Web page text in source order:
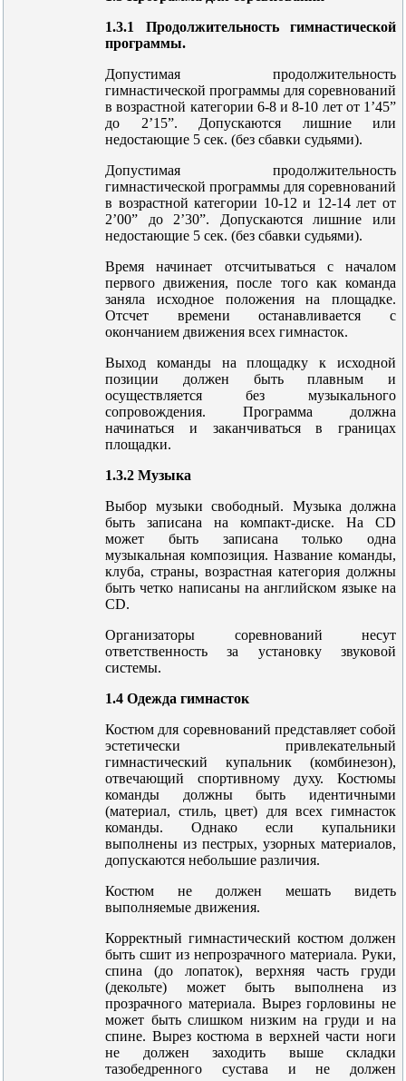
1.3.1 Продолжительность гимнастической
программы.
Допустимая продолжительность
гимнастической программы для соревнований
в возрастной категории 6-8 и 8-10 лет от 1’45”
до 2’15”. Допускаются лишние или
недостающие 5 сек. (без сбавки судьями).
Допустимая продолжительность
гимнастической программы для соревнований
в возрастной категории 10-12 и 12-14 лет от
2’00” до 2’30”. Допускаются лишние или
недостающие 5 сек. (без сбавки судьями).
Время начинает отсчитываться с началом
первого движения, после того как команда
заняла исходное положения на площадке.
Отсчет времени останавливается с
окончанием движения всех гимнасток.
Выход команды на площадку к исходной
позиции должен быть плавным и
осуществляется без музыкального
сопровождения. Программа должна
начинаться и заканчиваться в границах
площадки.
1.3.2 Музыка
Выбор музыки свободный. Музыка должна
быть записана на компакт-диске. На CD
может быть записана только одна
музыкальная композиция. Название команды,
клуба, страны, возрастная категория должны
быть четко написаны на английском языке на
CD.
Организаторы соревнований несут
ответственность за установку звуковой
системы.
1.4 Одежда гимнасток
Костюм для соревнований представляет собой
эстетически привлекательный
гимнастический купальник (комбинезон),
отвечающий спортивному духу. Костюмы
команды должны быть идентичными
(материал, стиль, цвет) для всех гимнасток
команды. Однако если купальники
выполнены из пестрых, узорных материалов,
допускаются небольшие различия.
Костюм не должен мешать видеть
выполняемые движения.
Корректный гимнастический костюм должен
быть сшит из непрозрачного материала. Руки,
спина (до лопаток), верхняя часть груди
(декольте) может быть выполнена из
прозрачного материала. Вырез горловины не
может быть слишком низким на груди и на
спине. Вырез костюма в верхней части ноги
не должен заходить выше складки
тазобедренного сустава и не должен